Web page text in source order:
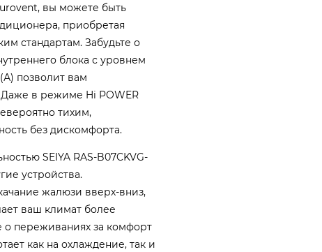
вы можете быть
приобретая
стандартам. Забудьте о
блока с уровнем
позволит вам
в режиме Hi POWER
тихим,
без дискомфорта.
SEIYA RAS-B07CKVG-
устройства.
жалюзи вверх-вниз,
ваш климат более
о переживаниях за комфорт
как на охлаждение, так и